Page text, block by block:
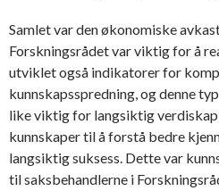
Samlet var den økonomiske
Forskningsrådet var viktig for å
utviklet også indikatorer for
kunnskapsspredning, og denne
like viktig for langsiktig
kunnskaper til å forstå bedre
langsiktig suksess. Dette var
til saksbehandlerne i